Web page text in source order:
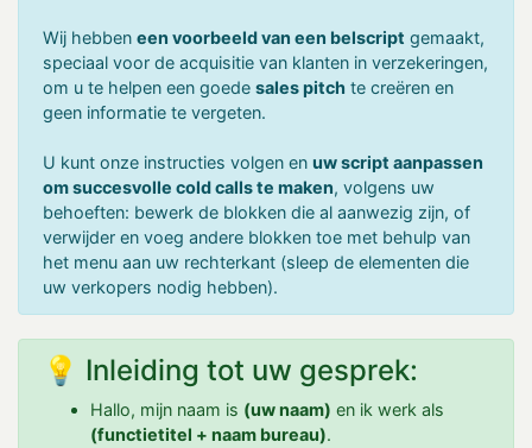
Wij hebben een voorbeeld van een belscript gemaakt,
speciaal voor de acquisitie van klanten in verzekeringen,
om u te helpen een goede sales pitch te creëren en
geen informatie te vergeten.
U kunt onze instructies volgen en uw script aanpassen
om succesvolle cold calls te maken, volgens uw
behoeften: bewerk de blokken die al aanwezig zijn, of
verwijder en voeg andere blokken toe met behulp van
het menu aan uw rechterkant (sleep de elementen die
uw verkopers nodig hebben).
💡 Inleiding tot uw gesprek:
Hallo, mijn naam is (uw naam) en ik werk als
(functietitel + naam bureau).